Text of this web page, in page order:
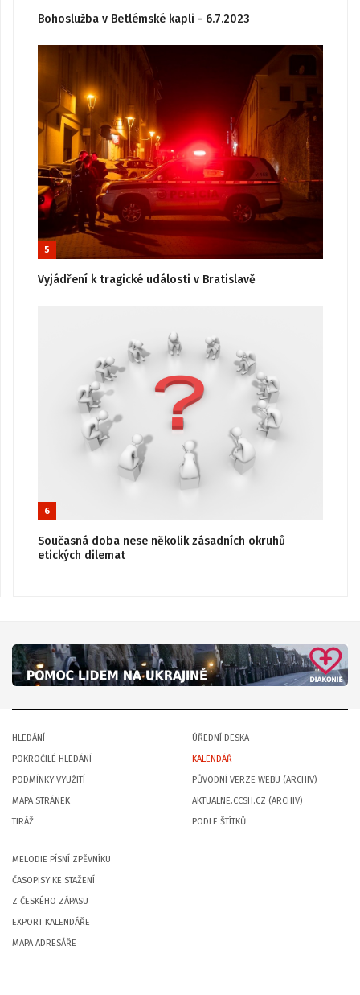
Bohoslužba v Betlémské kapli - 6.7.2023
5
Vyjádření k tragické události v Bratislavě
6
Současná doba nese několik zásadních okruhů
etických dilemat
HLEDÁNÍ
POKROČILÉ HLEDÁNÍ
PODMÍNKY VYUŽITÍ
MAPA STRÁNEK
TIRÁŽ
ÚŘEDNÍ DESKA
KALENDÁŘ
PŮVODNÍ VERZE WEBU (ARCHIV)
AKTUALNE.CCSH.CZ (ARCHIV)
PODLE ŠTÍTKŮ
MELODIE PÍSNÍ ZPĚVNÍKU
ČASOPISY KE STAŽENÍ
Z ČESKÉHO ZÁPASU
EXPORT KALENDÁŘE
MAPA ADRESÁŘE